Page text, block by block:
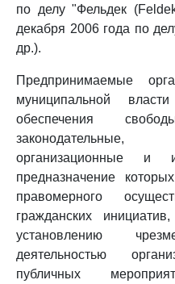
по делу "Фельдек
декабря 2006 года по
др.).
Предпринимаемые
муниципальной
обеспечения
организационные и
предназначение
правомерного
гражданских
установлению
деятельностью
публичных